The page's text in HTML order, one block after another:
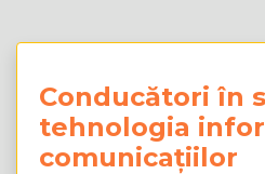
Conducători în
tehnologia
comunicațiilor